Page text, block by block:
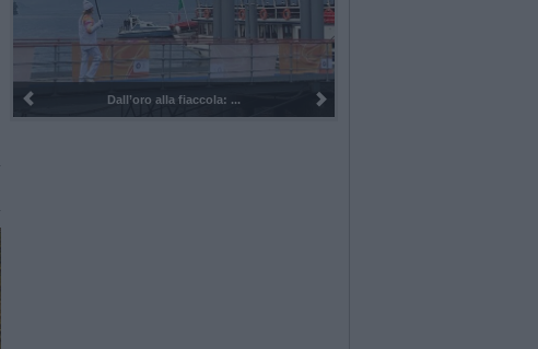
Dall’oro alla fiaccola: ...